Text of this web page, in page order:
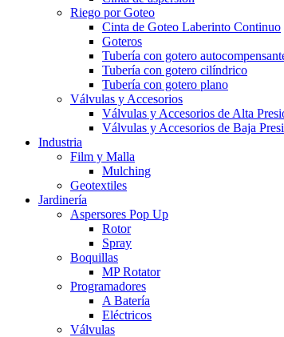
Riego por Goteo
Cinta de Goteo Laberinto Continuo
Goteros
Tubería con gotero
Tubería con gotero cilíndrico
Tubería con gotero plano
Válvulas y Accesorios
Válvulas y Accesorios de Alta
Válvulas y Accesorios de Baja
Industria
Film y Malla
Mulching
Geotextiles
Jardinería
Aspersores Pop Up
Rotor
Spray
Boquillas
MP Rotator
Programadores
A Batería
Eléctricos
Válvulas